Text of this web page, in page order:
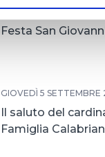
MERCOLEDÌ 9
Festa San
GIOVEDÌ 5 SETTEMBRE
Il saluto del
Famiglia